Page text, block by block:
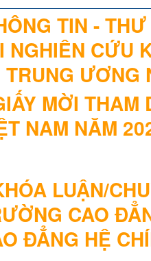
TIN -
CỨU
ƯƠNG
MỜI THAM
NAM NĂM
LUẬN/
CAO
ĐẲNG HỆ